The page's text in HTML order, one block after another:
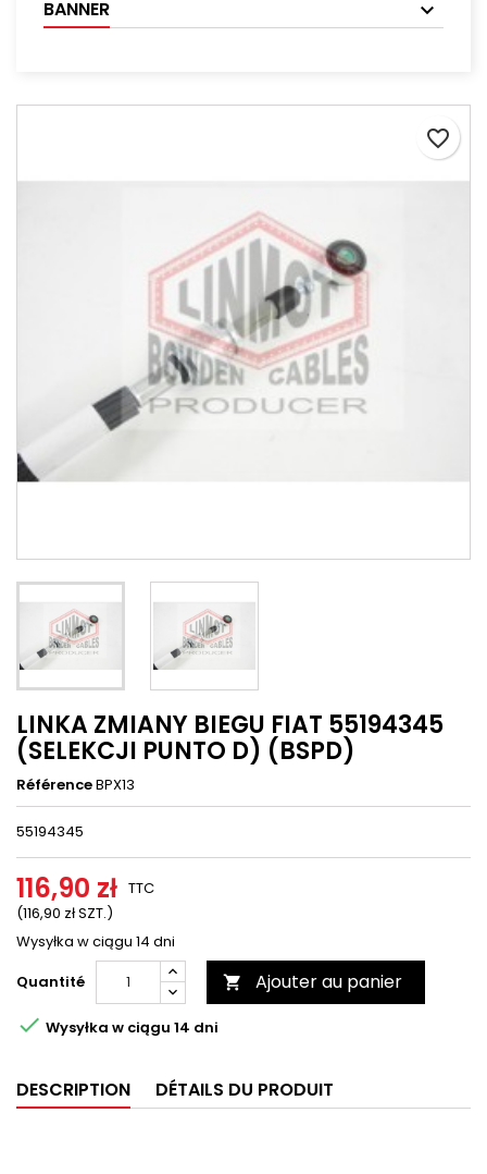
BANNER
favorite_border
LINKA ZMIANY BIEGU FIAT 55194345
(SELEKCJI PUNTO D) (BSPD)
RéférenceBPX13
55194345
116,90 zł
(116,90 zł SZT.)
TTC
Wysyłka w ciągu 14 dni
Quantité
 Ajouter au panier
 Wysyłka w ciągu 14 dni
DESCRIPTION DÉTAILS DU PRODUIT